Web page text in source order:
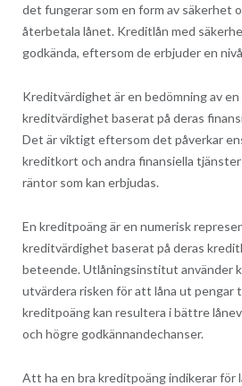
det fungerar som en form av säkerhet
återbetala lånet. Kreditlån med
godkända, eftersom de erbjuder en
Kreditvärdighet är en bedömning av
kreditvärdighet baserat på deras
Det är viktigt eftersom det påverkar
kreditkort och andra finansiella
räntor som kan erbjudas.
En kreditpoäng är en numerisk
kreditvärdighet baserat på deras
beteende. Utlåningsinstitut använder
utvärdera risken för att låna ut pengar
kreditpoäng kan resultera i bättre
och högre godkännandechanser.
Att ha en bra kreditpoäng indikerar för